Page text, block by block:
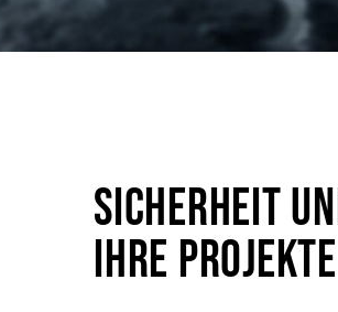
SICHERHEIT
IHRE PROJEKTE